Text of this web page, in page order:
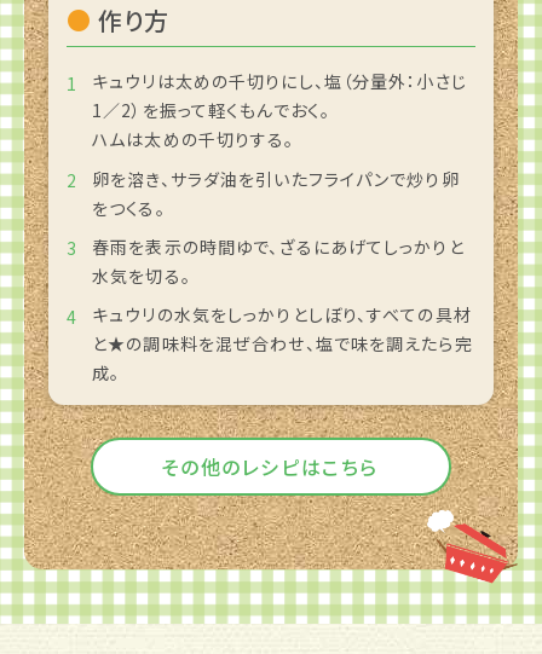
作り方
キュウリは太めの千切りにし、塩（分量外：小さじ
1／2）を振って軽くもんでおく。
ハムは太めの千切りする。
卵を溶き、サラダ油を引いたフライパンで炒り卵
をつくる。
春雨を表示の時間ゆで、ざるにあげてしっかりと
水気を切る。
キュウリの水気をしっかりとしぼり、すべての具材
と★の調味料を混ぜ合わせ、塩で味を調えたら完
成。
その他のレシピはこちら